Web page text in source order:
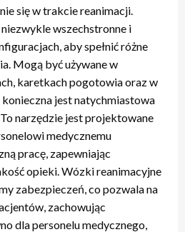
się w trakcie reanimacji.
wszechstronne i
aby spełnić różne
Mogą być używane w
karetkach pogotowia oraz w
konieczna jest natychmiastowa
narzędzie jest projektowane
medycznemu
pracę, zapewniając
opieki. Wózki reanimacyjne
zabezpieczeń, co pozwala na
zachowując
dla personelu medycznego,